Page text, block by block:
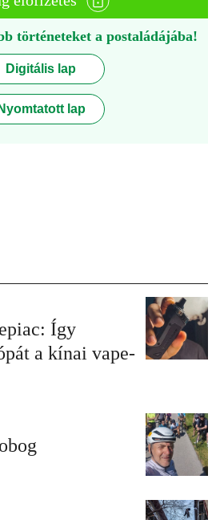
történeteket a postaládájába!
Digitális lap
Nyomtatott lap
Így
a kínai vape-